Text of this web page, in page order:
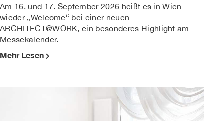
Am 16. und 17. September 2026 heißt es in Wien
wieder „Welcome“ bei einer neuen
ARCHITECT@WORK, ein besonderes Highlight am
Messekalender.
Mehr Lesen